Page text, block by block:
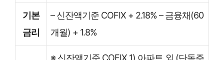
기본
금리
– 신잔액기준 COFIX + 2.18% – 금융채(60
개월) + 1.8%